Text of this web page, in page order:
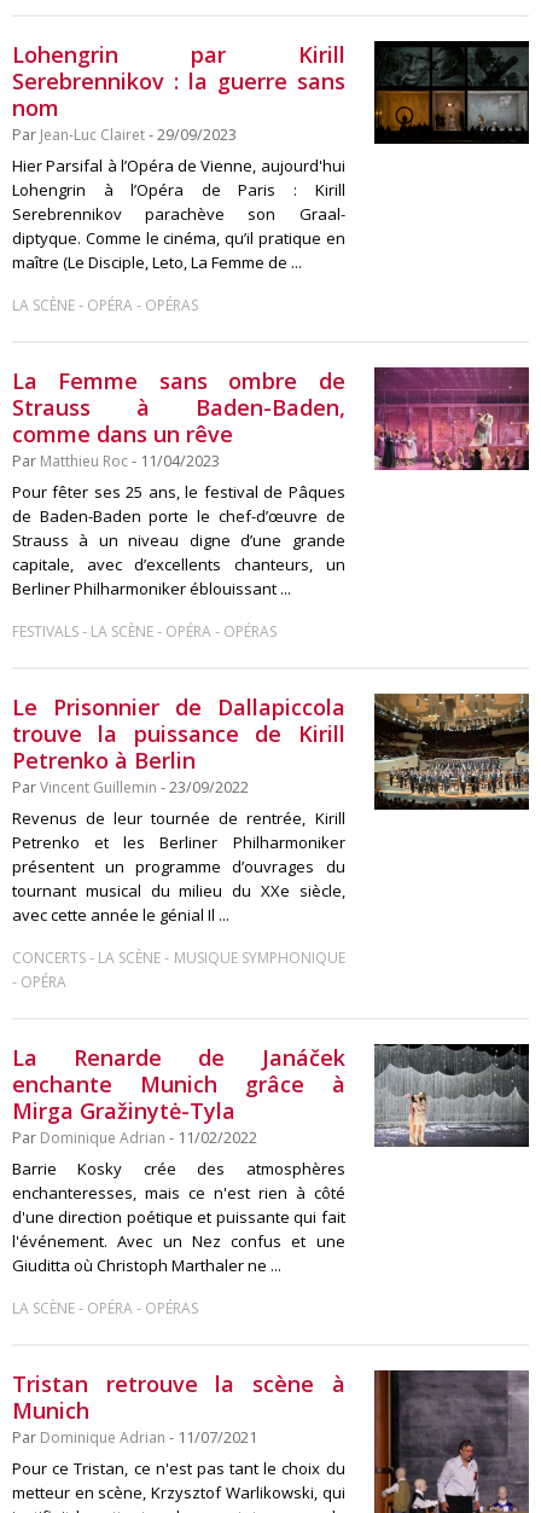
Lohengrin par Kirill
Serebrennikov : la guerre sans
nom
Par Jean-Luc Clairet- 29/09/2023
Hier Parsifal à l’Opéra de Vienne, aujourd'hui
Lohengrin à l’Opéra de Paris : Kirill
Serebrennikov parachève son Graal-
diptyque. Comme le cinéma, qu’il pratique en
maître (Le Disciple, Leto, La Femme de ...
LA SCÈNE- OPÉRA- OPÉRAS
La Femme sans ombre de
Strauss à Baden-Baden,
comme dans un rêve
Par Matthieu Roc- 11/04/2023
Pour fêter ses 25 ans, le festival de Pâques
de Baden-Baden porte le chef-d’œuvre de
Strauss à un niveau digne d’une grande
capitale, avec d’excellents chanteurs, un
Berliner Philharmoniker éblouissant ...
FESTIVALS- LA SCÈNE- OPÉRA- OPÉRAS
Le Prisonnier de Dallapiccola
trouve la puissance de Kirill
Petrenko à Berlin
ParVincent Guillemin - 23/09/2022
Revenus de leur tournée de rentrée, Kirill
Petrenko et les Berliner Philharmoniker
présentent un programme d’ouvrages du
tournant musical du milieu du XXe siècle,
avec cette année le génial Il ...
CONCERTS- LA SCÈNE- MUSIQUE SYMPHONIQUE
- OPÉRA
La Renarde de Janáček
enchante Munich grâce à
Mirga Gražinytė-Tyla
Par Dominique Adrian - 11/02/2022
Barrie Kosky crée des atmosphères
enchanteresses, mais ce n'est rien à côté
d'une direction poétique et puissante qui fait
l'événement. Avec un Nez confus et une
Giuditta où Christoph Marthaler ne ...
LA SCÈNE- OPÉRA- OPÉRAS
Tristan retrouve la scène à
Munich
Par Dominique Adrian - 11/07/2021
Pour ce Tristan, ce n'est pas tant le choix du
metteur en scène, Krzysztof Warlikowski, qui